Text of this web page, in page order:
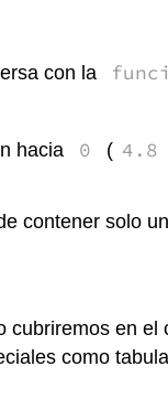
con la
hacia 0 ( 4.8
contener solo
en el
como